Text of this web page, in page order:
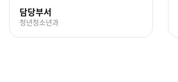
담당부서
청년청소년과